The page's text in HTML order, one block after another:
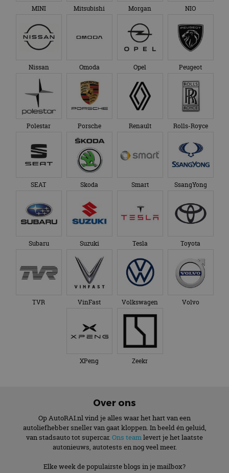
MINI Mitsubishi Morgan NIO
Nissan Omoda Opel Peugeot
Polestar Porsche Renault Rolls-Royce
SEAT Skoda Smart SsangYong
Subaru Suzuki Tesla Toyota
TVR VinFast Volkswagen Volvo
XPeng Zeekr
Over ons
Op AutoRAI.nl vind je alles waar het hart van een
autoliefhebber sneller van gaat kloppen. In beeld én geluid,
van stadsauto tot supercar. Ons teamlevert je het laatste
autonieuws, autotests en nog veel meer.
Elke week de populairste blogs in je mailbox?